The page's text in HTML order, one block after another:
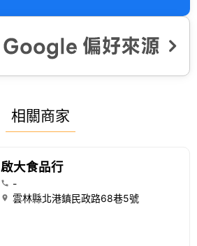
相關商家
啟大食品行
-
雲林縣北港鎮民政路68巷5號